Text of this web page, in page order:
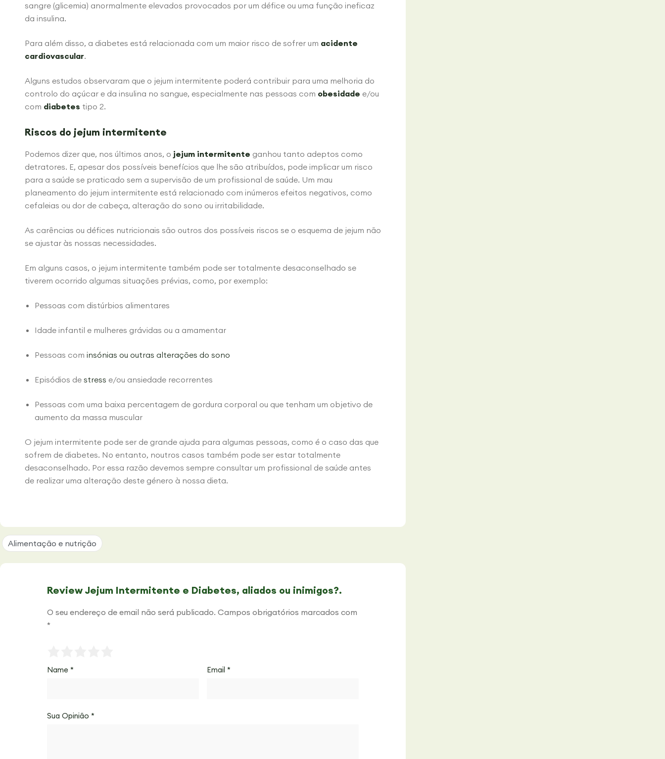
sangre (glicemia) anormalmente elevados provocados por um défice ou uma função ineficaz
da insulina.
Para além disso, a diabetes está relacionada com um maior risco de sofrer um acidente
cardiovascular.
Alguns estudos observaram que o jejum intermitente poderá contribuir para uma melhoria do
controlo do açúcar e da insulina no sangue, especialmente nas pessoas com obesidade e/ou
com diabetes tipo 2.
Riscos do jejum intermitente
Podemos dizer que, nos últimos anos, o jejum intermitente ganhou tanto adeptos como
detratores. E, apesar dos possíveis benefícios que lhe são atribuídos, pode implicar um risco
para a saúde se praticado sem a supervisão de um profissional de saúde. Um mau
planeamento do jejum intermitente está relacionado com inúmeros efeitos negativos, como
cefaleias ou dor de cabeça, alteração do sono ou irritabilidade.
As carências ou défices nutricionais são outros dos possíveis riscos se o esquema de jejum não
se ajustar às nossas necessidades.
Em alguns casos, o jejum intermitente também pode ser totalmente desaconselhado se
tiverem ocorrido algumas situações prévias, como, por exemplo:
Pessoas com distúrbios alimentares
Idade infantil e mulheres grávidas ou a amamentar
Pessoas com insónias ou outras alterações do sono
Episódios de stress e/ou ansiedade recorrentes
Pessoas com uma baixa percentagem de gordura corporal ou que tenham um objetivo de
aumento da massa muscular
O jejum intermitente pode ser de grande ajuda para algumas pessoas, como é o caso das que
sofrem de diabetes. No entanto, noutros casos também pode ser estar totalmente
desaconselhado. Por essa razão devemos sempre consultar um profissional de saúde antes
de realizar uma alteração deste género à nossa dieta.
Alimentação e nutrição
Review Jejum Intermitente e Diabetes, aliados ou inimigos?.
O seu endereço de email não será publicado. Campos obrigatórios marcados com
*
Name * Email *
Sua Opinião *